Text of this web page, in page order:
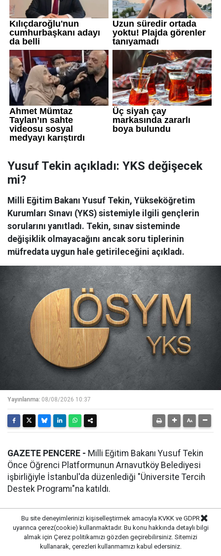
Yusuf Tekin açıkladı: YKS değişecek
mi?
Milli Eğitim Bakanı Yusuf Tekin, Yükseköğretim
Kurumları Sınavı (YKS) sistemiyle ilgili gençlerin
sorularını yanıtladı. Tekin, sınav sisteminde
değişiklik olmayacağını ancak soru tiplerinin
müfredata uygun hale getirileceğini açıkladı.
Yayınlanma: 08/08/2026 10:37
GAZETE PENCERE - Milli Eğitim Bakanı Yusuf Tekin
Önce Öğrenci Platformunun Arnavutköy Belediyesi
işbirliğiyle İstanbul'da düzenlediği "Üniversite Tercih
Destek Programı"na katıldı.
Tekin, Arnavutköy Belediyesi Nuri Pakdil Kültür ve
Sanat Merkezi'nde üniversite adayı gençlerle bir araya
geldi.
Bu site deneyimlerinizi kişiselleştirmek amacıyla KVKK ve GDPR
uyarınca çerez(cookie) kullanmaktadır. Bu konu hakkında detaylı bilgi
almak için Çerez politikamızı gözden geçirebilirsiniz. Sitemizi
kullanarak, çerezleri kullanmamızı kabul edersiniz.